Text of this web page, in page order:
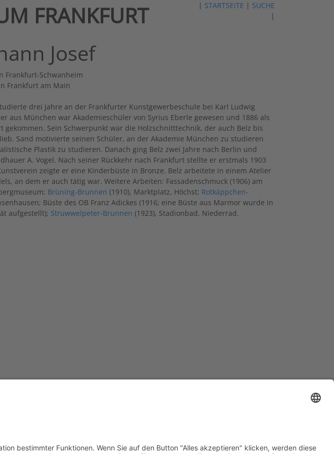
FRANKFURT | STARTSEITE | SUCHE
|
Josef
Frankfurt-Schwanheim
Frankfurt am Main
drei Jahre an der Frankfurter Kunstgewerbeschule bei Karl Ludwig
aus München war Akademieschüler von Syrius Eberle gewesen und 1886 als
gekommen. Sein Schwerpunkt war die Holzschnitttechnik, der auch Belz bis
Sand motivierte seinen Schüler, an der Akademie München zu studieren
Plastik zu studieren. Danach ging Belz zwei Jahre nach Berlin und
A. Vogel. Nach seiner Rückkehr nach Frankfurt stellte er erstmals 1903
zeigte er eine Kinderbüste in Bronze. Belz arbeitete in einem Atelier
an dem er auch tätig war. Weitere Arbeiten: Fassadenschmuck (1906) am
Brüning-Brunnen (1910), Marktplatz, Höchst; Rotkäppchen-
Büste des OB Franz Adickes (1916; eine Büste aus Marmor wurde in
aufgestellt); Struwwelpeter-Brunnen (1923), Stadionbad, Niederrad.